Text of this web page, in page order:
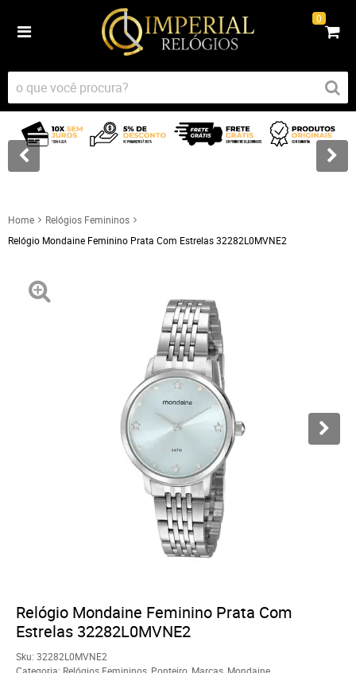
0
Home
Relógios Femininos
Relógio Mondaine Feminino Prata Com Estrelas 32282L0MVNE2
Relógio Mondaine Feminino Prata Com
Estrelas 32282L0MVNE2
Sku: 32282L0MVNE2
Categoria: Relógios Femininos Ponteiro Marcas Mondaine